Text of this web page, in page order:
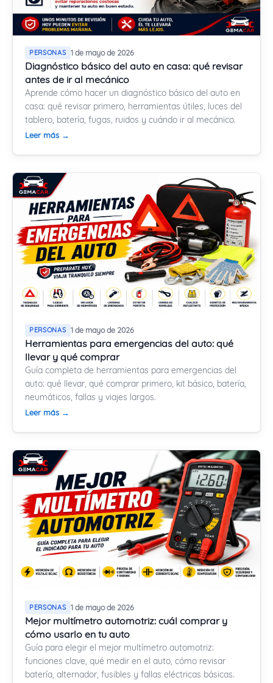
PERSONAS 1 de mayo de 2026
Diagnóstico básico del auto en casa: qué revisar
antes de ir al mecánico
Aprende cómo hacer un diagnóstico básico del auto en
casa: qué revisar primero, herramientas útiles, luces del
tablero, batería, fugas, ruidos y cuándo ir al mecánico.
Leer más →
PERSONAS 1 de mayo de 2026
Herramientas para emergencias del auto: qué
llevar y qué comprar
Guía completa de herramientas para emergencias del
auto: qué llevar, qué comprar primero, kit básico, batería,
neumáticos, fallas y viajes largos.
Leer más →
PERSONAS 1 de mayo de 2026
Mejor multímetro automotriz: cuál comprar y
cómo usarlo en tu auto
Guía para elegir el mejor multímetro automotriz:
funciones clave, qué medir en el auto, cómo revisar
batería, alternador, fusibles y fallas eléctricas básicas.